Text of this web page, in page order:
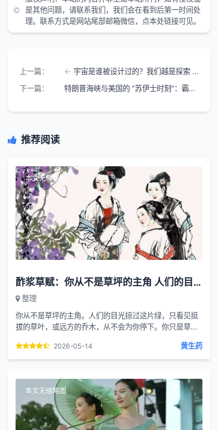
是其他问题，请联系我们，我们会在看到后第一时间处
理。联系方式是网站尾部邮箱微信，点本处链接可见。
上一篇：
宇宙是谁被设计过的？我们越是探索 越是恐惧
下一篇：
特朗普海峡与美国的 “苏伊士时刻”：霸权的表演与隐忧
推荐阅读
本文无缩略图
酢浆草赋：你从不是草坪的主角 人们的目光掠过这片绿
整理
你从不是草坪的主角。人们的目光掠过这片绿，只看见挺
拔的草叶，或远方的乔木，从不会为你停下。你只是草皮
蝶时，脚... 2026-05-14 黄生药
本文无缩略图